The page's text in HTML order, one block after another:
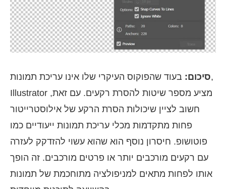
סיכום: בעוד שהפוקוס העיקרי שלו אינו עריכת תמונות,
Illustrator מציע מספר שיטות להסרת רקעים. עם זאת,
חשוב לציין שיכולות הסרת הרקע של אילוסטרייטור
פחות מתקדמות מכלי עריכת תמונות ייעודיים כמו
פוטושופ. חיסרון נוסף הוא שהוא עשוי להזדקק לעזרה
עם רקעים מורכבים יותר או פרטים מורכבים. זה הופך
אותו לפחות מתאים למניפולציה מתוחכמת של תמונות